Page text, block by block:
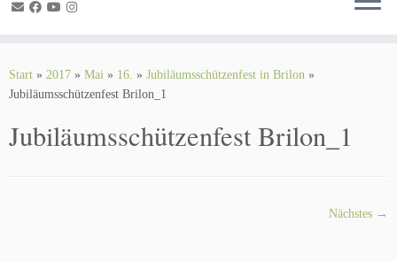
Start » 2017 » Mai » 16. » Jubiläumsschützenfest in Brilon »
Jubiläumsschützenfest Brilon_1
Jubiläumsschützenfest Brilon_1
Nächstes →